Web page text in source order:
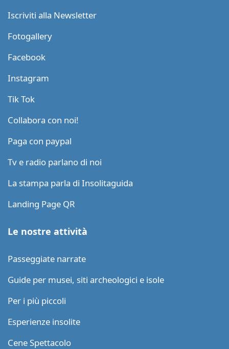
Iscriviti alla Newsletter
Fotogallery
Facebook
Instagram
Tik Tok
Collabora con noi!
Paga con paypal
Tv e radio parlano di noi
La stampa parla di Insolitaguida
Landing Page QR
Le nostre attività
Passeggiate narrate
Guide per musei, siti archeologici e isole
Per i più piccoli
Esperienze insolite
Cene Spettacolo